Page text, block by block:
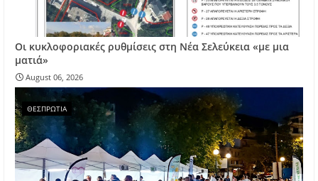
Οι κυκλοφοριακές ρυθμίσεις στη Νέα Σελεύκεια «με μια
ματιά»
August 06, 2026
ΘΕΣΠΡΩΤΙΑ